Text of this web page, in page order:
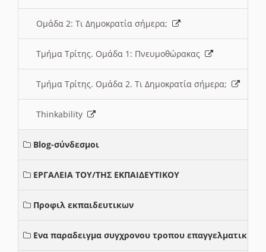
Ομάδα 2: Τι Δημοκρατία σήμερα;
Τμήμα Τρίτης. Ομάδα 1: Πνευμοθώρακας
Τμήμα Τρίτης. Ομάδα 2. Τι Δημοκρατία σήμερα;
Thinkability
Blog-σύνδεσμοι
ΕΡΓΑΛΕΙΑ ΤΟΥ/ΤΗΣ ΕΚΠΑΙΔΕΥΤΙΚΟΥ
Προφιλ εκπαιδευτικων
Ενα παραδειγμα συγχρονου τροπου επαγγελματικης